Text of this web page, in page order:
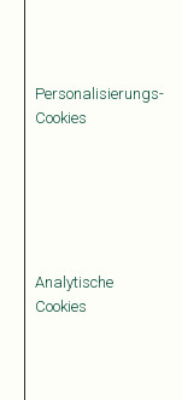
Personalisierungs-
Cookies
Analytische
Cookies